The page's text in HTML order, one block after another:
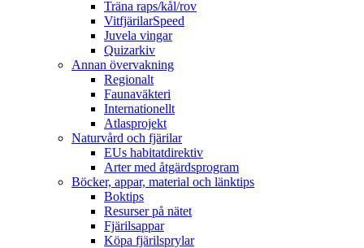
Träna raps/kål/rov
VitfjärilarSpeed
Juvela vingar
Quizarkiv
Annan övervakning
Regionalt
Faunaväkteri
Internationellt
Atlasprojekt
Naturvård och fjärilar
EUs habitatdirektiv
Arter med åtgärdsprogram
Böcker, appar, material och länktips
Boktips
Resurser på nätet
Fjärilsappar
Köpa fjärilsprylar